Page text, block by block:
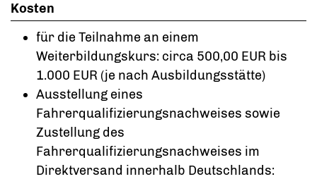
Kosten
für die Teilnahme an einem
Weiterbildungskurs: circa 500,00 EUR bis
1.000 EUR (je nach Ausbildungsstätte)
Ausstellung eines
Fahrerqualifizierungsnachweises sowie
Zustellung des
Fahrerqualifizierungsnachweises im
Direktversand innerhalb Deutschlands: